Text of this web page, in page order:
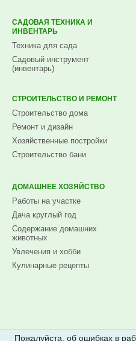
САДОВАЯ ТЕХНИКА И
ИНВЕНТАРЬ
Техника для сада
Садовый инструмент
(инвентарь)
СТРОИТЕЛЬСТВО И РЕМОНТ
Строительство дома
Ремонт и дизайн
Хозяйственные постройки
Строительство бани
ДОМАШНЕЕ ХОЗЯЙСТВО
Работы на участке
Дача круглый год
Содержание домашних
животных
Увлечения и хобби
Кулинарные рецепты
Пожалуйста, об ошибках в